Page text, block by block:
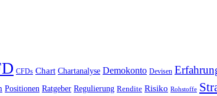
CFDs Chart Chartanalyse Demokonto Devisen
Positionen Ratgeber Regulierung Rendite Risiko Rohstoffe